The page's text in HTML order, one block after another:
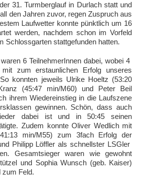
31. Turmberglauf in Durlach statt und
den Jahren zuvor, regen Zuspruch aus
Laufwetter konnte pünktlich um 16
werden, nachdem schon im Vorfeld
Schlossgarten stattgefunden hatten.
6 TeilnehmerInnen dabei, wobei 4
mit zum erstaunlichen Erfolg unseres
konnten jeweils Ulrike Hoeltz (53:20
(45:47 min/M60) und Peter Beil
ihrem Wiedereinstieg in die Laufszene
gewinnen. Schön, dass auch
dabei ist und in 50:45 seinen
Zudem konnte Oliver Wedlich mit
min/M55) zum 3fach Erfolg der
Philipp Löffler als schnellster LSGler
Gesamtsieger waren wie gewohnt
und Sophia Wunsch (geb. Kaiser)
zum Feld.